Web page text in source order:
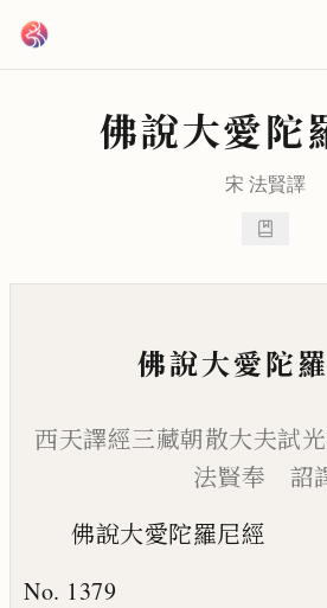
佛說大愛陀
宋 法賢譯
佛說大愛陀
西天譯經三藏朝散大夫試
法賢奉 詔
佛說大愛陀羅尼經
No. 1379